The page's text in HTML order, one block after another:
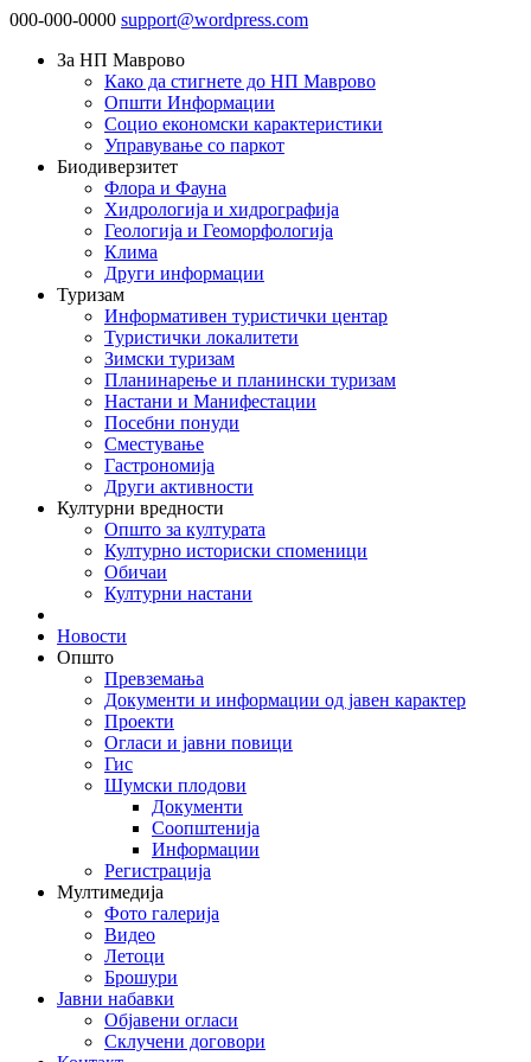
000-000-0000 support@wordpress.com
За НП Маврово
Како да стигнете до НП Маврово
Општи Информации
Социо економски карактеристики
Управување со паркот
Биодиверзитет
Флора и Фауна
Хидрологија и хидрографија
Геологија и Геоморфологија
Клима
Други информации
Туризам
Информативен туристички центар
Туристички локалитети
Зимски туризам
Планинарење и планински туризам
Настани и Манифестации
Посебни понуди
Сместување
Гастрономија
Други активности
Културни вредности
Општо за културата
Културно историски споменици
Обичаи
Културни настани
Новости
Општо
Превземања
Документи и информации од јавен карактер
Проекти
Огласи и јавни повици
Гис
Шумски плодови
Документи
Соопштенија
Информации
Регистрација
Мултимедија
Фото галерија
Видео
Летоци
Брошури
Јавни набавки
Објавени огласи
Склучени договори